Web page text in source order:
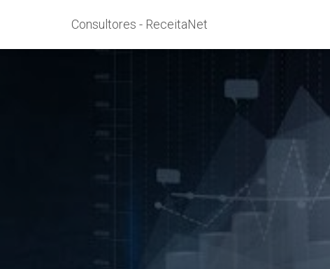
Consultores - ReceitaNet